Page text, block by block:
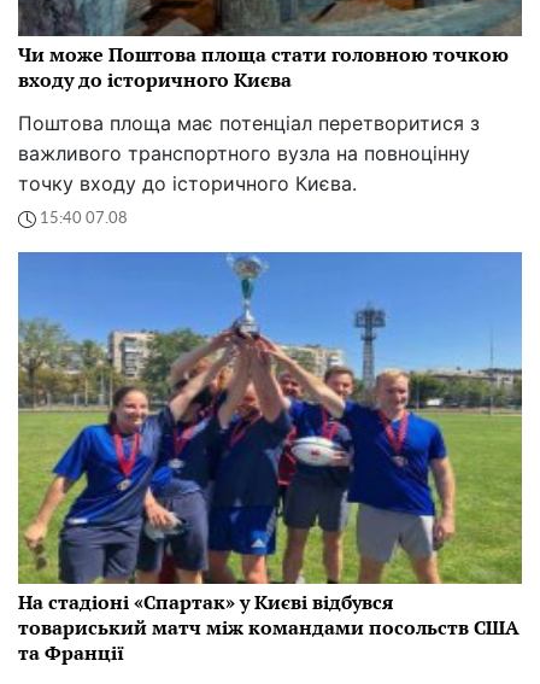
Чи може Поштова площа стати головною точкою
входу до історичного Києва
Поштова площа має потенціал перетворитися з
важливого транспортного вузла на повноцінну
точку входу до історичного Києва.
15:40 07.08
На стадіоні «Спартак» у Києві відбувся
товариський матч між командами посольств США
та Франції